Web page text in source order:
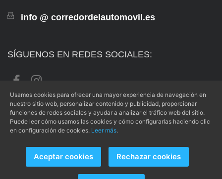
info @ corredordelautomovil.es
SÍGUENOS EN REDES SOCIALES:
Aviso Legal Condiciones de Uso | Política de Privacidad
Política de Cookies
Usamos cookies para ofrecer una mayor experiencia de navegación en
nuestro sitio web, personalizar contenido y publicidad, proporcionar
funciones de redes sociales y ayudar a analizar el tráfico web del sitio.
Puede leer cómo usamos las cookies y cómo configurarlas haciendo clic
en configuración de cookies. Leer más.
Aceptar cookies Rechazar cookies